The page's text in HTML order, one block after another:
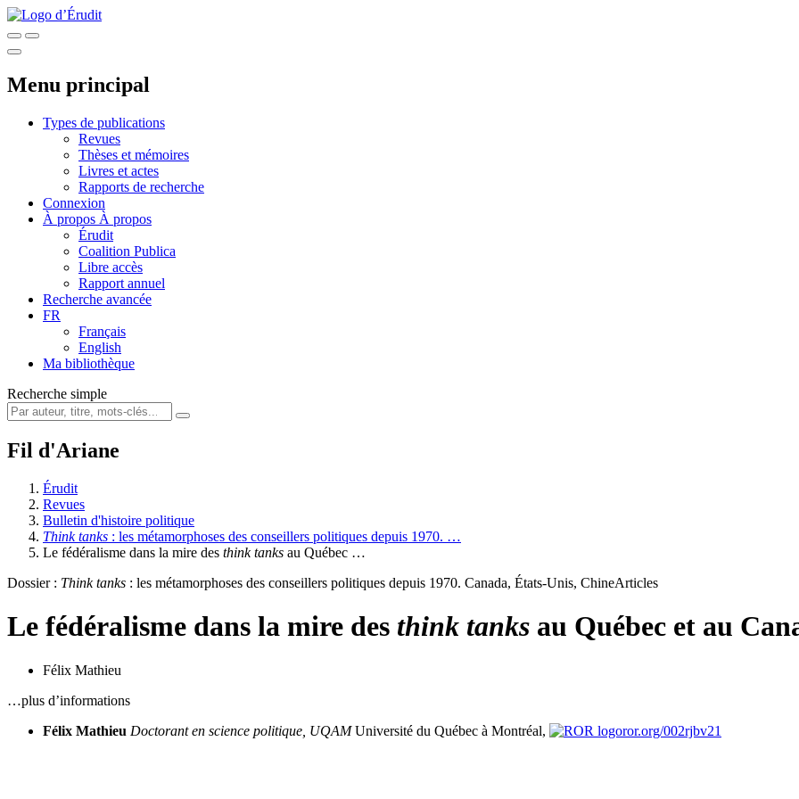
Menu principal
Types de publications
Revues
Thèses et mémoires
Livres et actes
Rapports de recherche
Connexion
À propos À propos
Érudit
Coalition Publica
Libre accès
Rapport annuel
Recherche avancée
FR
Français
English
Ma bibliothèque
Recherche simple
Fil d'Ariane
Érudit
Revues
Bulletin d'histoire politique
Think tanks : les métamorphoses des conseillers politiques depuis 1970. …
Le fédéralisme dans la mire des think tanks au Québec …
Dossier : Think tanks : les métamorphoses des conseillers politiques depuis 1970. Canada, États-Unis, ChineArticles
Le fédéralisme dans la mire des think tanks au Québec et au
Félix Mathieu
…plus d’informations
Félix Mathieu Doctorant en science politique, UQAM Université du Québec à Montréal, ror.org/002rjbv21